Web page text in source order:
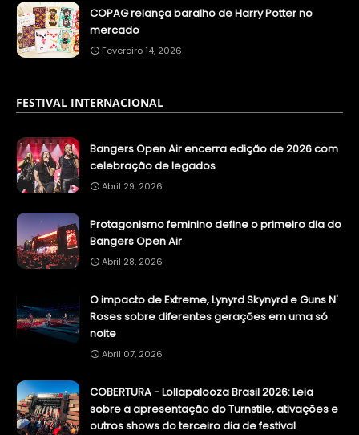
COPAG relança baralho de Harry Potter no
mercado
Fevereiro 14, 2026
FESTIVAL INTERNACIONAL
Bangers Open Air encerra edição de 2026 com
celebração de legados
Abril 29, 2026
Protagonismo feminino define o primeiro dia do
Bangers Open Air
Abril 28, 2026
O impacto de Extreme, Lynyrd Skynyrd e Guns N'
Roses sobre diferentes gerações em uma só
noite
Abril 07, 2026
COBERTURA - Lollapalooza Brasil 2026: Leia
sobre a apresentação do Turnstile, ativações e
outros shows do terceiro dia de festival